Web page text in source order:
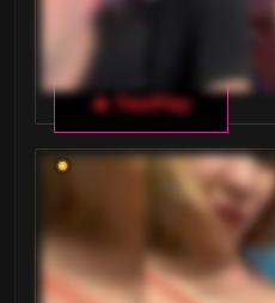
🔥 TwoPlay